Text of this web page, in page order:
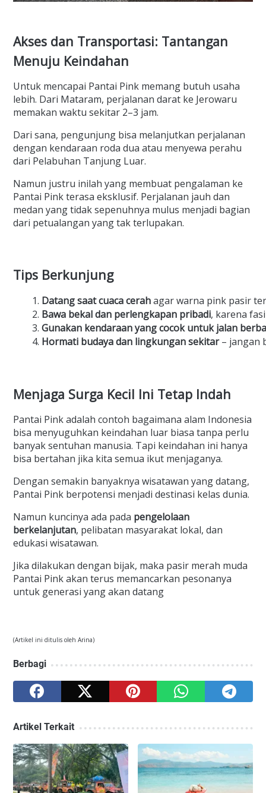
Akses dan Transportasi: Tantangan
Menuju Keindahan
Untuk mencapai Pantai Pink memang butuh usaha
lebih. Dari Mataram, perjalanan darat ke Jerowaru
memakan waktu sekitar 2–3 jam.
Dari sana, pengunjung bisa melanjutkan perjalanan
dengan kendaraan roda dua atau menyewa perahu
dari Pelabuhan Tanjung Luar.
Namun justru inilah yang membuat pengalaman ke
Pantai Pink terasa eksklusif. Perjalanan jauh dan
medan yang tidak sepenuhnya mulus menjadi bagian
dari petualangan yang tak terlupakan.
Tips Berkunjung
Datang saat cuaca cerah agar warna pink pasir
Bawa bekal dan perlengkapan pribadi, karena
Gunakan kendaraan yang cocok untuk jalan
Hormati budaya dan lingkungan sekitar – jangan
Menjaga Surga Kecil Ini Tetap Indah
Pantai Pink adalah contoh bagaimana alam Indonesia
bisa menyuguhkan keindahan luar biasa tanpa perlu
banyak sentuhan manusia. Tapi keindahan ini hanya
bisa bertahan jika kita semua ikut menjaganya.
Dengan semakin banyaknya wisatawan yang datang,
Pantai Pink berpotensi menjadi destinasi kelas dunia.
Namun kuncinya ada pada pengelolaan
berkelanjutan, pelibatan masyarakat lokal, dan
edukasi wisatawan.
Jika dilakukan dengan bijak, maka pasir merah muda
Pantai Pink akan terus memancarkan pesonanya
untuk generasi yang akan datang
(Artikel ini ditulis oleh Arina)
Berbagi
Artikel Terkait